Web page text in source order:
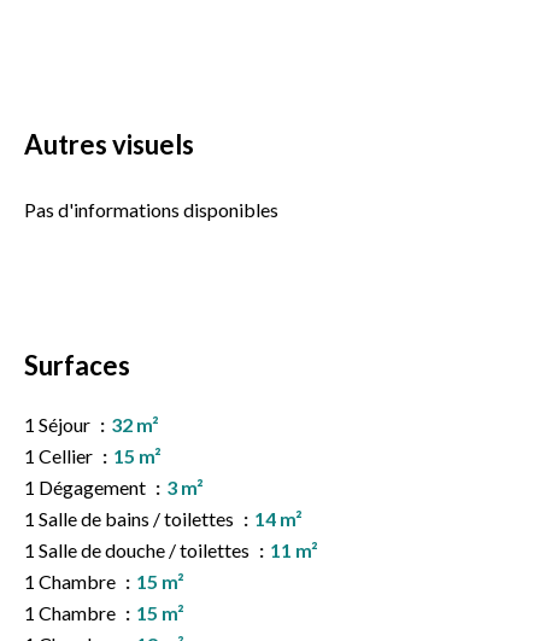
Autres visuels
Pas d'informations disponibles
Surfaces
1 Séjour
32 m²
1 Cellier
15 m²
1 Dégagement
3 m²
1 Salle de bains / toilettes
14 m²
1 Salle de douche / toilettes
11 m²
1 Chambre
15 m²
1 Chambre
15 m²